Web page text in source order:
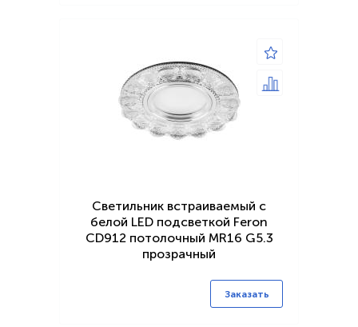
Светильник встраиваемый с
белой LED подсветкой Feron
CD912 потолочный MR16 G5.3
прозрачный
Заказать